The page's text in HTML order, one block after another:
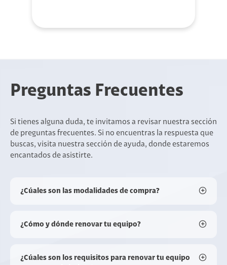
Preguntas Frecuentes
Si tienes alguna duda, te invitamos a revisar nuestra sección
de preguntas frecuentes. Si no encuentras la respuesta que
buscas, visita nuestra sección de ayuda, donde estaremos
encantados de asistirte.
¿Cúales son las modalidades de compra?
¿Cómo y dónde renovar tu equipo?
¿Cúales son los requisitos para renovar tu equipo